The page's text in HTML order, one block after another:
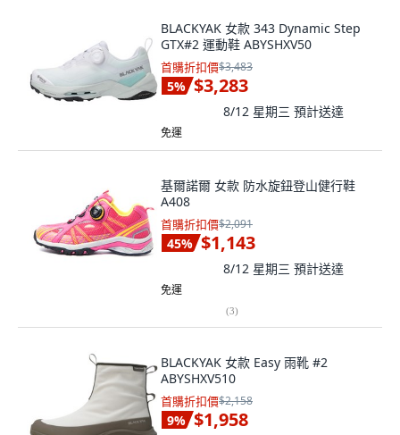
BLACKYAK 女款 343 Dynamic Step
GTX#2 運動鞋 ABYSHXV50
首購折扣價$3,483
5% $3,283
8/12 星期三 預計送達
免運
基爾諾爾 女款 防水旋鈕登山健行鞋
A408
首購折扣價$2,091
45% $1,143
8/12 星期三 預計送達
免運
(3)
BLACKYAK 女款 Easy 雨靴 #2
ABYSHXV510
首購折扣價$2,158
9% $1,958